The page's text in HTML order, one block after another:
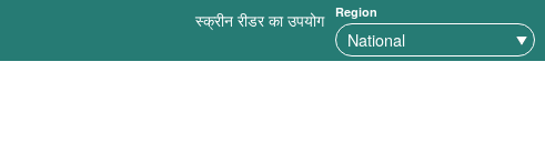
स्क्रीन रीडर का उपयोग Region